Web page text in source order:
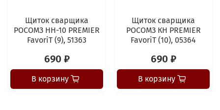
Щиток сварщика
РОСОМЗ НН-10 PREMIER
FavoriT (9), 51363
690 ₽
В корзину
Щиток сварщика
РОСОМЗ КН PREMIER
FavoriT (10), 05364
690 ₽
В корзину